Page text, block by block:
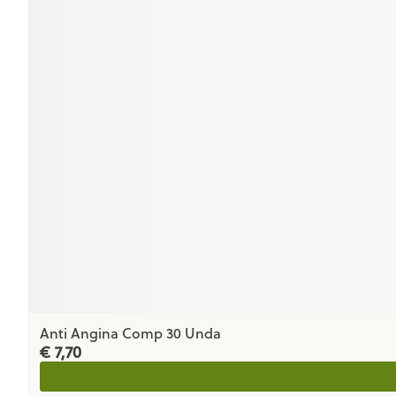
Anti Angina Comp 30 Unda
€ 7,70